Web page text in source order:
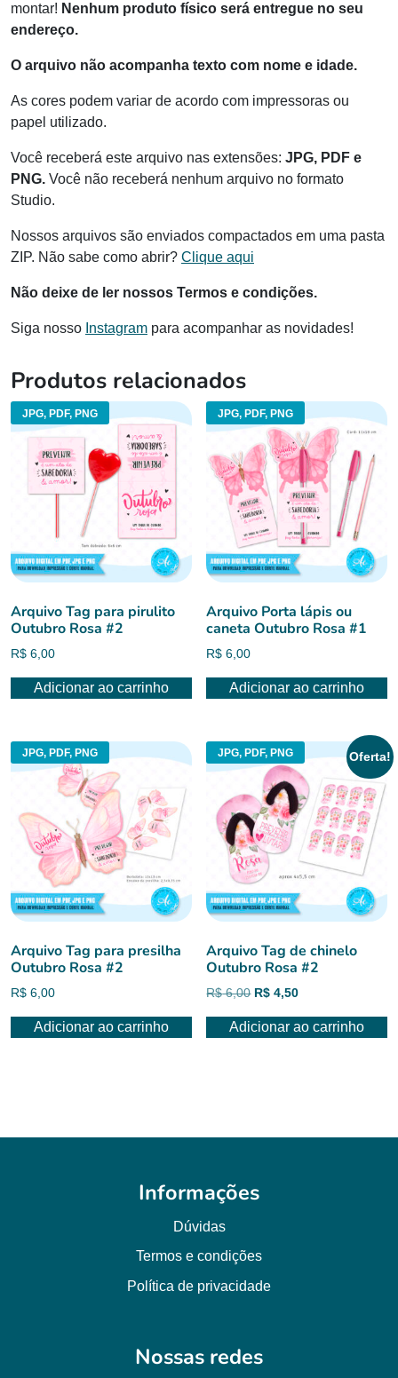
montar! Nenhum produto físico será entregue no seu
endereço.
O arquivo não acompanha texto com nome e idade.
As cores podem variar de acordo com impressoras ou
papel utilizado.
Você receberá este arquivo nas extensões: JPG, PDF e
PNG. Você não receberá nenhum arquivo no formato
Studio.
Nossos arquivos são enviados compactados em uma pasta
ZIP. Não sabe como abrir? Clique aqui
Não deixe de ler nossos Termos e condições.
Siga nosso Instagram para acompanhar as novidades!
Produtos relacionados
JPG, PDF, PNG
Arquivo Tag para pirulito
Outubro Rosa #2
R$ 6,00
Adicionar ao carrinho
JPG, PDF, PNG
Arquivo Porta lápis ou
caneta Outubro Rosa #1
R$ 6,00
Adicionar ao carrinho
JPG, PDF, PNG
Arquivo Tag para presilha
Outubro Rosa #2
R$ 6,00
Adicionar ao carrinho
JPG, PDF, PNG Oferta!
Arquivo Tag de chinelo
Outubro Rosa #2
R$6,00 O
original
R$ 4,50O
atual
Adicionar ao carrinho
Informações
Dúvidas
Termos e condições
Política de privacidade
Nossas redes